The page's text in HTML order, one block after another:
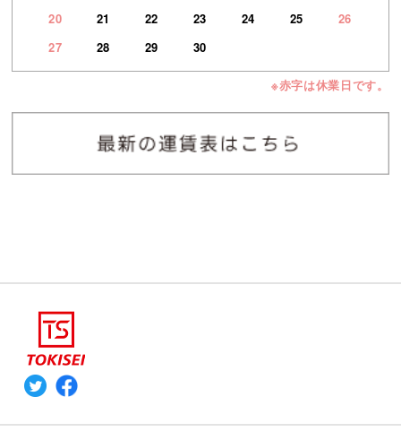
20
21 22 23 24 25
26
27
28 29 30
※赤字は休業日です。